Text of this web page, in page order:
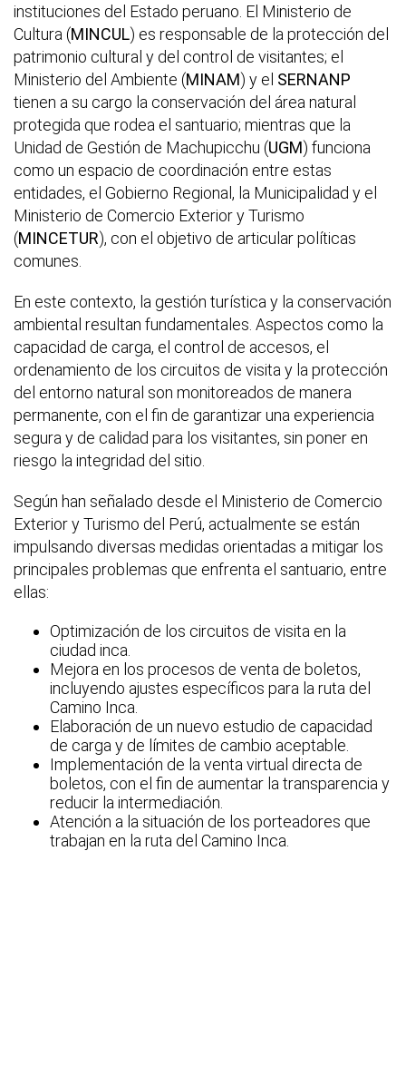
instituciones del Estado peruano. El Ministerio de
Cultura (MINCUL) es responsable de la protección del
patrimonio cultural y del control de visitantes; el
Ministerio del Ambiente (MINAM) y el SERNANP
tienen a su cargo la conservación del área natural
protegida que rodea el santuario; mientras que la
Unidad de Gestión de Machupicchu (UGM) funciona
como un espacio de coordinación entre estas
entidades, el Gobierno Regional, la Municipalidad y el
Ministerio de Comercio Exterior y Turismo
(MINCETUR), con el objetivo de articular políticas
comunes.
En este contexto, la gestión turística y la conservación
ambiental resultan fundamentales. Aspectos como la
capacidad de carga, el control de accesos, el
ordenamiento de los circuitos de visita y la protección
del entorno natural son monitoreados de manera
permanente, con el fin de garantizar una experiencia
segura y de calidad para los visitantes, sin poner en
riesgo la integridad del sitio.
Según han señalado desde el Ministerio de Comercio
Exterior y Turismo del Perú, actualmente se están
impulsando diversas medidas orientadas a mitigar los
principales problemas que enfrenta el santuario, entre
ellas:
Optimización de los circuitos de visita en la
ciudad inca.
Mejora en los procesos de venta de boletos,
incluyendo ajustes específicos para la ruta del
Camino Inca.
Elaboración de un nuevo estudio de capacidad
de carga y de límites de cambio aceptable.
Implementación de la venta virtual directa de
boletos, con el fin de aumentar la transparencia y
reducir la intermediación.
Atención a la situación de los porteadores que
trabajan en la ruta del Camino Inca.